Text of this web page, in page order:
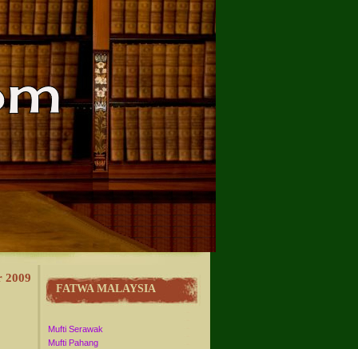
2009
FATWA MALAYSIA
Mufti Serawak
Mufti Pahang